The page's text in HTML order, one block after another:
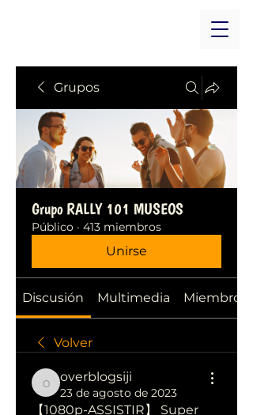
Grupos
Grupo RALLY 101 MUSEOS
Público · 413 miembros
Unirse
Discusión Multimedia Miembros
Volver
overblogsiji
overblogsiji
23 de agosto de 2023
【1080p-ASSISTIR】 Super